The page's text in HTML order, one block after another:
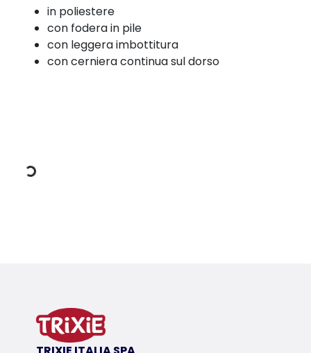
in poliestere
con fodera in pile
con leggera imbottitura
con cerniera continua sul dorso
Dati di carico
in poliestere
con fodera in pile
con leggera imbottitura